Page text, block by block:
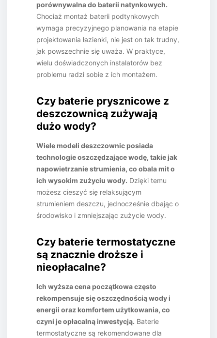
porównywalna do baterii natynkowych.
Chociaż montaż baterii podtynkowych
wymaga precyzyjnego planowania na etapie
projektowania łazienki, nie jest on tak trudny,
jak powszechnie się uważa. W praktyce,
wielu doświadczonych instalatorów bez
problemu radzi sobie z ich montażem.
Czy baterie prysznicowe z
deszczownicą zużywają
dużo wody?
Wiele modeli deszczownic posiada
technologie oszczędzające wodę, takie jak
napowietrzanie strumienia, co obala mit o
ich wysokim zużyciu wody. Dzięki temu
możesz cieszyć się relaksującym
strumieniem deszczu, jednocześnie dbając o
środowisko i zmniejszając zużycie wody.
Czy baterie termostatyczne
są znacznie droższe i
nieopłacalne?
Ich wyższa cena początkowa często
rekompensuje się oszczędnością wody i
energii oraz komfortem użytkowania, co
czyni je opłacalną inwestycją. Baterie
termostatyczne są rekomendowane dla